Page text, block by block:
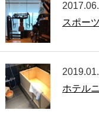
スポー
ホテル